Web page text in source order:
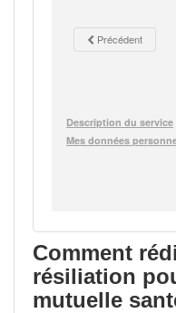
Comment
résiliation
mutuelle